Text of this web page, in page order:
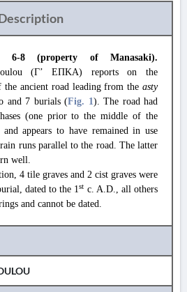
6-8 (property of Manasaki).
(Γ’ ΕΠΚΑ) reports on the
ancient road leading from the asty
and 7 burials (Fig. 1). The road had
(one prior to the middle of the
appears to have remained in use
runs parallel to the road. The latter
well.
4 tile graves and 2 cist graves were
dated to the 1st c. A.D., all others
and cannot be dated.